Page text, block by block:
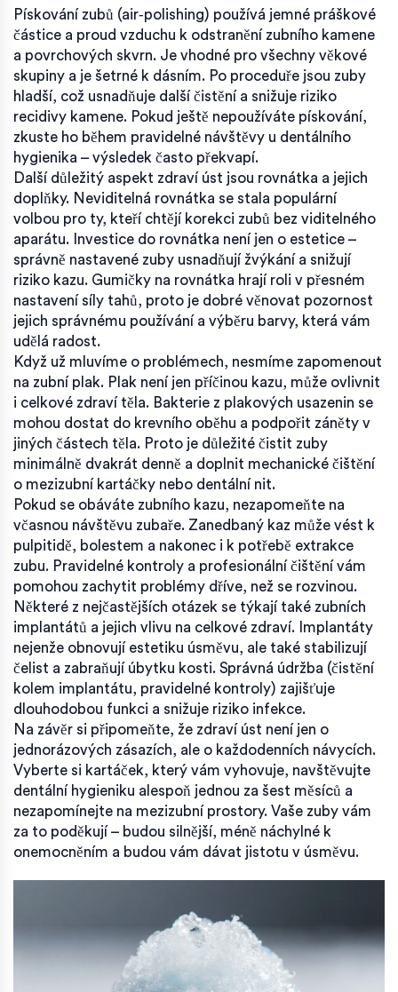
Pískování zubů (air‑polishing) používá jemné práškové
částice a proud vzduchu k odstranění zubního kamene
a povrchových skvrn. Je vhodné pro všechny věkové
skupiny a je šetrné k dásním. Po proceduře jsou zuby
hladší, což usnadňuje další čistění a snižuje riziko
recidivy kamene. Pokud ještě nepoužíváte pískování,
zkuste ho během pravidelné návštěvy u dentálního
hygienika – výsledek často překvapí.
Další důležitý aspekt zdraví úst jsou rovnátka a jejich
doplňky. Neviditelná rovnátka se stala populární
volbou pro ty, kteří chtějí korekci zubů bez viditelného
aparátu. Investice do rovnátka není jen o estetice –
správně nastavené zuby usnadňují žvýkání a snižují
riziko kazu. Gumičky na rovnátka hrají roli v přesném
nastavení síly tahů, proto je dobré věnovat pozornost
jejich správnému používání a výběru barvy, která vám
udělá radost.
Když už mluvíme o problémech, nesmíme zapomenout
na zubní plak. Plak není jen příčinou kazu, může ovlivnit
i celkové zdraví těla. Bakterie z plakových usazenin se
mohou dostat do krevního oběhu a podpořit záněty v
jiných částech těla. Proto je důležité čistit zuby
minimálně dvakrát denně a doplnit mechanické čištění
o mezizubní kartáčky nebo dentální nit.
Pokud se obáváte zubního kazu, nezapomeňte na
včasnou návštěvu zubaře. Zanedbaný kaz může vést k
pulpitidě, bolestem a nakonec i k potřebě extrakce
zubu. Pravidelné kontroly a profesionální čištění vám
pomohou zachytit problémy dříve, než se rozvinou.
Některé z nejčastějších otázek se týkají také zubních
implantátů a jejich vlivu na celkové zdraví. Implantáty
nejenže obnovují estetiku úsměvu, ale také stabilizují
čelist a zabraňují úbytku kosti. Správná údržba (čistění
kolem implantátu, pravidelné kontroly) zajišťuje
dlouhodobou funkci a snižuje riziko infekce.
Na závěr si připomeňte, že zdraví úst není jen o
jednorázových zásazích, ale o každodenních návycích.
Vyberte si kartáček, který vám vyhovuje, navštěvujte
dentální hygieniku alespoň jednou za šest měsíců a
nezapomínejte na mezizubní prostory. Vaše zuby vám
za to poděkují – budou silnější, méně náchylné k
onemocněním a budou vám dávat jistotu v úsměvu.